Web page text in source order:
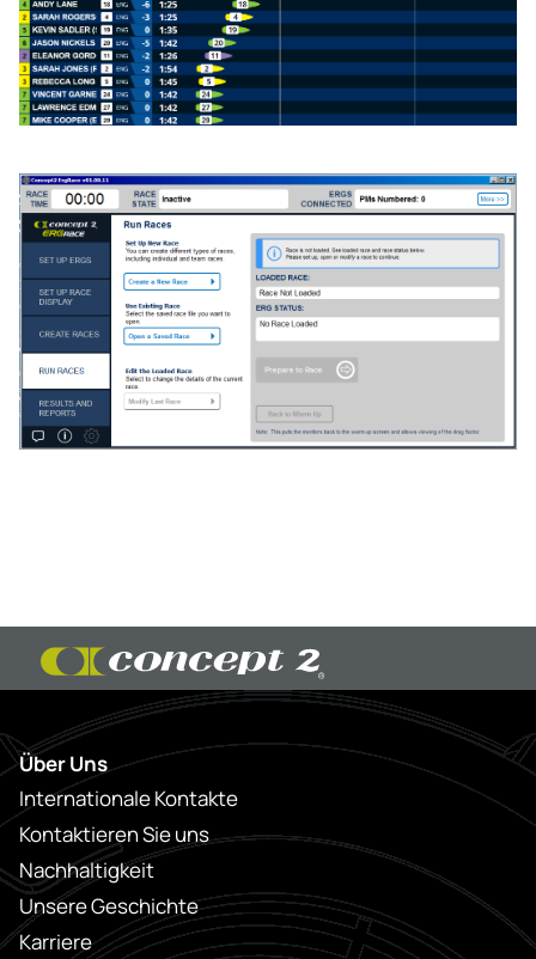
Über Uns
Internationale Kontakte
Kontaktieren Sie uns
Nachhaltigkeit
Unsere Geschichte
Karriere